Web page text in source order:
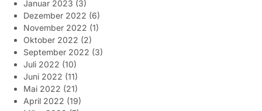
Januar 2023 (3)
Dezember 2022 (6)
November 2022 (1)
Oktober 2022 (2)
September 2022 (3)
Juli 2022 (10)
Juni 2022 (11)
Mai 2022 (21)
April 2022 (19)